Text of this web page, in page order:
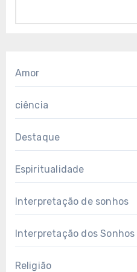
Amor
ciência
Destaque
Espiritualidade
Interpretação de sonhos
Interpretação dos Sonhos
Religião